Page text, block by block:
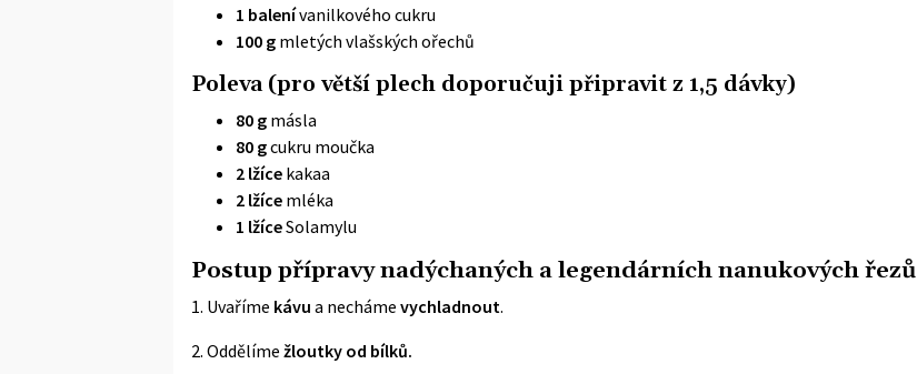
1 balenívanilkového cukru
100 g mletých vlašských ořechů
Poleva (pro větší plech doporučuji připravit z 1,5 dávky)
80 g másla
80 gcukru moučka
2 lžíce kakaa
2 lžíce mléka
1 lžíceSolamylu
Postup přípravy nadýchaných a legendárních nanukových řezů
1. Uvaříme kávu a necháme vychladnout.
2. Oddělíme žloutky od bílků.